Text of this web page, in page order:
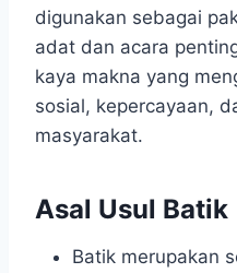
digunakan sebagai
adat dan acara
kaya makna yang
sosial, kepercayaan,
masyarakat.
Asal Usul Batik
Batik merupakan